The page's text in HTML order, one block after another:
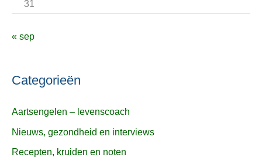
31
« sep
Categorieën
Aartsengelen – levenscoach
Nieuws, gezondheid en interviews
Recepten, kruiden en noten